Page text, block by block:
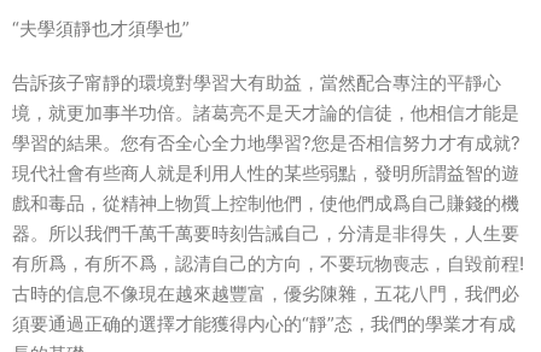
“夫學須靜也才須學也”
告訴孩子甯靜的環境對學習大有助益，當然配合專注的平靜心
境，就更加事半功倍。諸葛亮不是天才論的信徒，他相信才能是
學習的結果。您有否全心全力地學習?您是否相信努力才有成就?
現代社會有些商人就是利用人性的某些弱點，發明所謂益智的遊
戲和毒品，從精神上物質上控制他們，使他們成爲自己賺錢的機
器。所以我們千萬千萬要時刻告誡自己，分清是非得失，人生要
有所爲，有所不爲，認清自己的方向，不要玩物喪志，自毀前程!
古時的信息不像現在越來越豐富，優劣陳雜，五花八門，我們必
須要通過正确的選擇才能獲得内心的“靜”态，我們的學業才有成